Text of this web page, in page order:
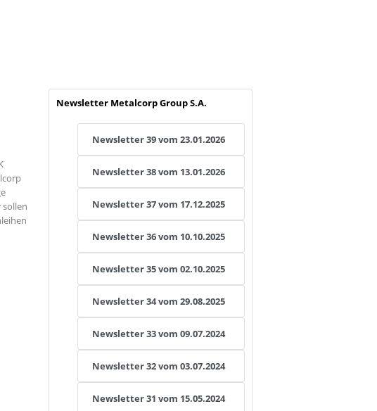
Newsletter Metalcorp Group S.A.
Newsletter 39 vom 23.01.2026
Newsletter 38 vom 13.01.2026
Newsletter 37 vom 17.12.2025
Newsletter 36 vom 10.10.2025
Newsletter 35 vom 02.10.2025
Newsletter 34 vom 29.08.2025
Newsletter 33 vom 09.07.2024
Newsletter 32 vom 03.07.2024
Newsletter 31 vom 15.05.2024